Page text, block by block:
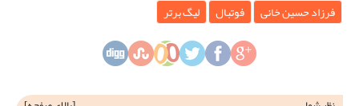
فرزاد حسین خانی فوتبال لیگ برتر